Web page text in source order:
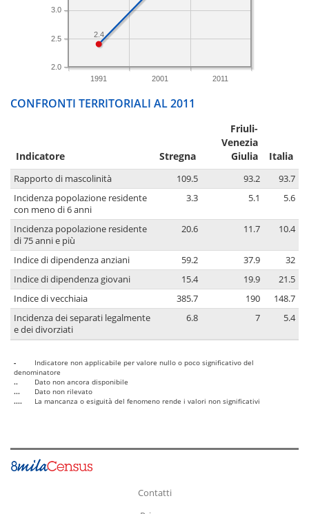
1991 2001 2011
2.0
2.5
3.0
2.4
CONFRONTI TERRITORIALI AL 2011
Indicatore Stregna
Friuli-
Venezia
Giulia
Italia
Rapporto di mascolinità 109.5 93.2
93.7
Incidenza popolazione residente
con meno di 6 anni
3.3 5.1 5.6
Incidenza popolazione residente
di 75 anni e più
20.6 11.7 10.4
Indice di dipendenza anziani 59.2 37.9
32
Indice di dipendenza giovani
15.4 19.9
21.5
Indice di vecchiaia
385.7 190
148.7
Incidenza dei separati legalmente
e dei divorziati
6.8 7 5.4
-
Indicatore non applicabile per valore nullo o poco significativo del
denominatore
..
Dato non ancora disponibile
...
Dato non rilevato
....
La mancanza o esiguità del fenomeno rende i valori non significativi
Contatti